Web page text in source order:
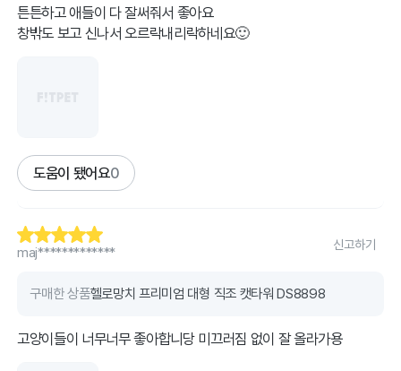
튼튼하고 애들이 다 잘써줘서 좋아요
창밖도 보고 신나서 오르락내리락하네요🙂
도움이 됐어요0
maj*************
신고하기
구매한 상품헬로망치 프리미엄 대형 직조 캣타워 DS8898
고양이들이 너무너무 좋아합니당 미끄러짐 없이 잘 올라가용